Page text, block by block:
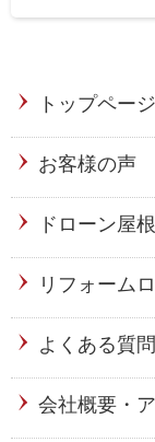
トップページ
お客様の声
ドローン屋
リフォーム
よくある質問
会社概要・